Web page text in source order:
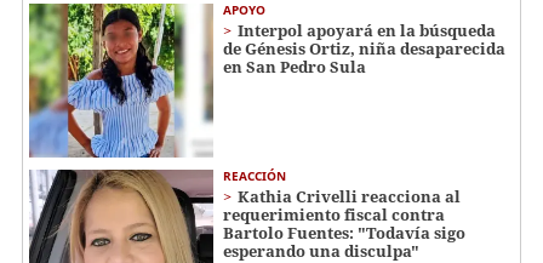
APOYO
Interpol apoyará en la búsqueda
de Génesis Ortiz, niña desaparecida
en San Pedro Sula
REACCIÓN
Kathia Crivelli reacciona al
requerimiento fiscal contra
Bartolo Fuentes: "Todavía sigo
esperando una disculpa"